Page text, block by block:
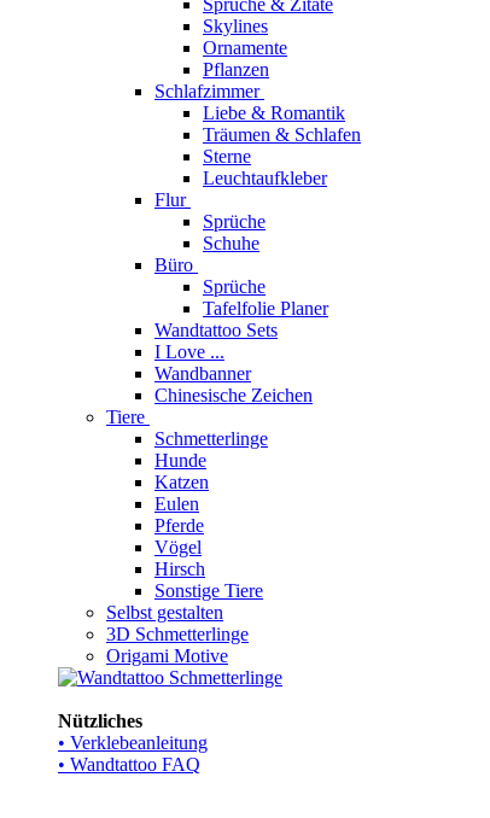
Sprüche & Zitate
Skylines
Ornamente
Pflanzen
Schlafzimmer
Liebe & Romantik
Träumen & Schlafen
Sterne
Leuchtaufkleber
Flur
Sprüche
Schuhe
Büro
Sprüche
Tafelfolie Planer
Wandtattoo Sets
I Love ...
Wandbanner
Chinesische Zeichen
Tiere
Schmetterlinge
Hunde
Katzen
Eulen
Pferde
Vögel
Hirsch
Sonstige Tiere
Selbst gestalten
3D Schmetterlinge
Origami Motive
Nützliches
• Verklebeanleitung
• Wandtattoo FAQ